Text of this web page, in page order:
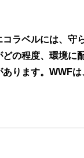
ラベルには、守
の程度、環境に
ります。WWF